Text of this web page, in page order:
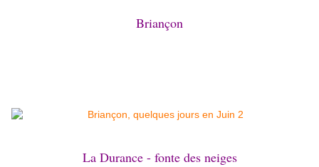
Briançon
La Durance - fonte des neiges